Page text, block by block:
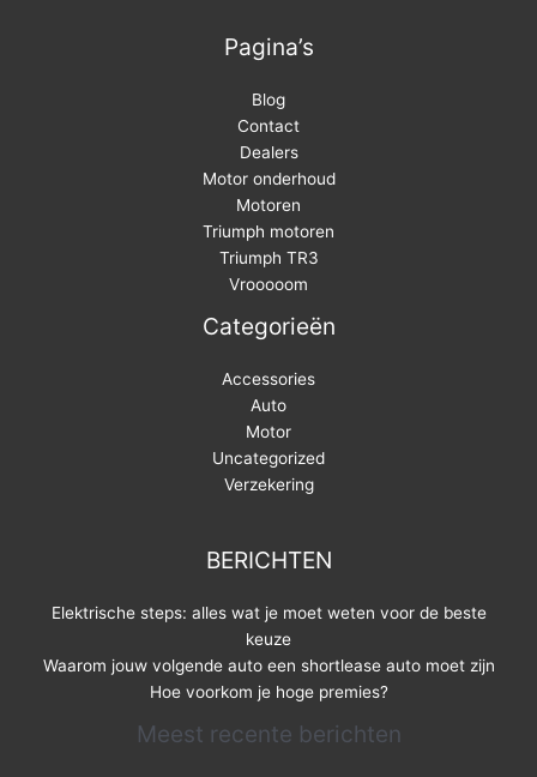
Pagina’s
Blog
Contact
Dealers
Motor onderhoud
Motoren
Triumph motoren
Triumph TR3
Vrooooom
Categorieën
Accessories
Auto
Motor
Uncategorized
Verzekering
BERICHTEN
Elektrische steps: alles wat je moet weten voor de beste
keuze
Waarom jouw volgende auto een shortlease auto moet zijn
Hoe voorkom je hoge premies?
Meest recente berichten